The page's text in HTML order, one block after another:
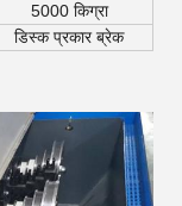
5000 किग्रा
डिस्क प्रकार ब्रेक